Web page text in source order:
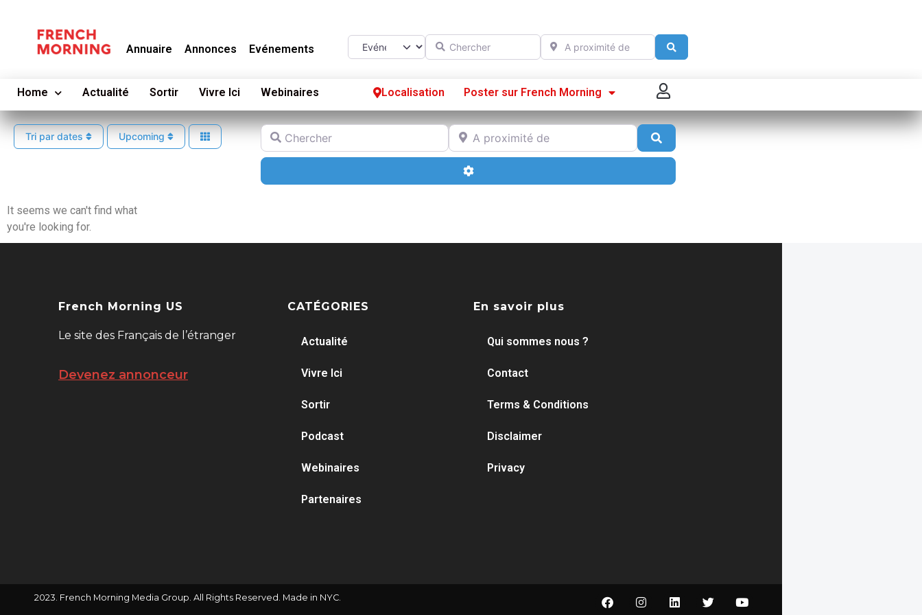
Annuaire Annonces Evénements
Select search typeChercher A proximité de
Home Actualité Sortir Vivre Ici Webinaires Localisation Poster sur French Morning
Se connecter
S’enregistrer
Poster sur French Morning
Tri par dates Upcoming
Chercher A proximité de
Advanced Filters
It seems we can't find what
you're looking for.
French Morning US
Le site des Français de l’étranger
Devenez annonceur
CATÉGORIES
Actualité
Vivre Ici
Sortir
Podcast
Webinaires
Partenaires
En savoir plus
Qui sommes nous ?
Contact
Terms & Conditions
Disclaimer
Privacy
2023. French Morning Media Group. All Rights Reserved. Made in NYC.